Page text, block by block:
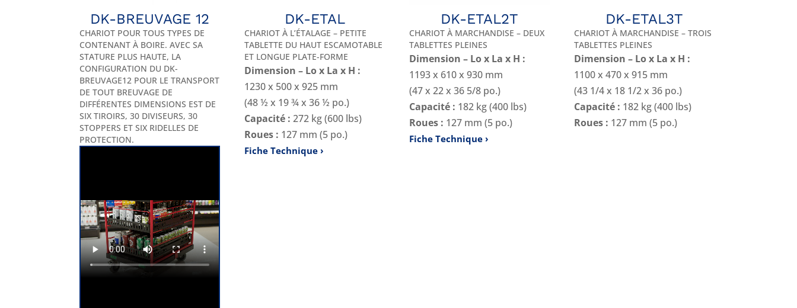
DK-BREUVAGE 12
CHARIOT POUR TOUS TYPES DE
CONTENANT À BOIRE. AVEC SA
STATURE PLUS HAUTE, LA
CONFIGURATION DU DK-
BREUVAGE12 POUR LE TRANSPORT
DE TOUT BREUVAGE DE
DIFFÉRENTES DIMENSIONS EST DE
SIX TIROIRS, 30 DIVISEURS, 30
STOPPERS ET SIX RIDELLES DE
PROTECTION.
DK-ETAL
CHARIOT À L’ÉTALAGE – PETITE
TABLETTE DU HAUT ESCAMOTABLE
ET LONGUE PLATE-FORME
Dimension – Lo x La x H :
1230 x 500 x 925 mm
(48 ½ x 19 ¾ x 36 ½ po.)
Capacité : 272 kg (600 lbs)
Roues : 127 mm (5 po.)
Fiche Technique
DK-ETAL2T
CHARIOT À MARCHANDISE – DEUX
TABLETTES PLEINES
Dimension – Lo x La x H :
1193 x 610 x 930 mm
(47 x 22 x 36 5/8 po.)
Capacité : 182 kg (400 lbs)
Roues : 127 mm (5 po.)
Fiche Technique
DK-ETAL3T
CHARIOT À MARCHANDISE – TROIS
TABLETTES PLEINES
Dimension – Lo x La x H :
1100 x 470 x 915 mm
(43 1/4 x 18 1/2 x 36 po.)
Capacité : 182 kg (400 lbs)
Roues : 127 mm (5 po.)